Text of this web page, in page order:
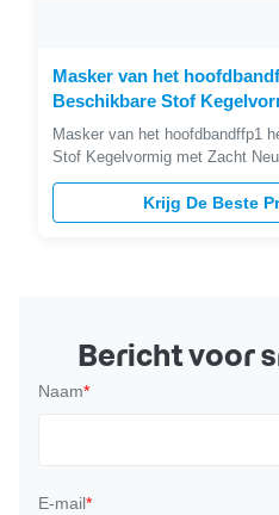
Masker van het
Beschikbare Stof
Zacht Neusstootkussen
Masker van het hoofdbandffp1
Stof Kegelvormig met Zacht
. Beschrijvingen FFP1 het
regelbare klem van de
dragen van meer sealless
Krijg De Beste
Bericht voor
Naam*
E-mail*